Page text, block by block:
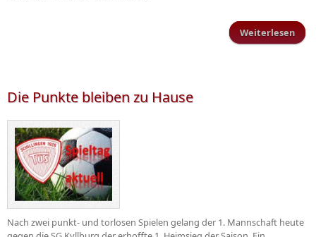
Weiterlesen
Die Punkte bleiben zu Hause
Nach zwei punkt- und torlosen Spielen gelang der 1. Mannschaft heute